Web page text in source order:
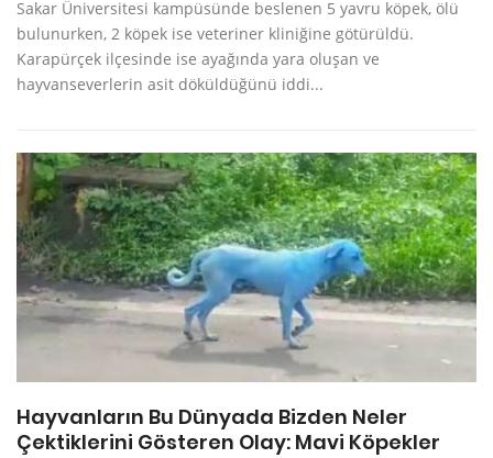
Sakar Üniversitesi kampüsünde beslenen 5 yavru köpek, ölü
bulunurken, 2 köpek ise veteriner kliniğine götürüldü.
Karapürçek ilçesinde ise ayağında yara oluşan ve
hayvanseverlerin asit döküldüğünü iddi...
Hayvanların Bu Dünyada Bizden Neler
Çektiklerini Gösteren Olay: Mavi Köpekler